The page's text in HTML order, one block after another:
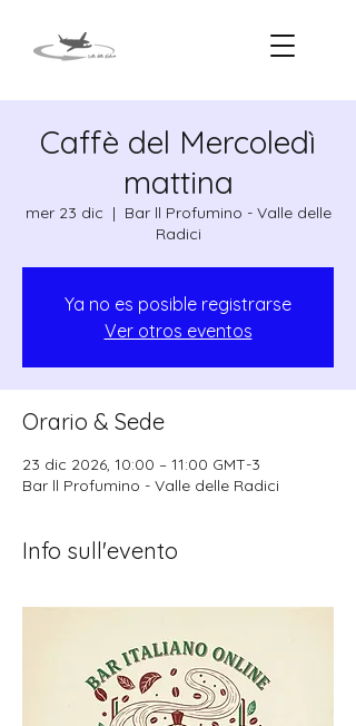
Caffè del Mercoledì
mattina
mer 23 dic
  |
Bar ll Profumino - Valle delle
Radici
Ya no es posible registrarse
Ver otros eventos
Orario & Sede
23 dic 2026, 10:00 – 11:00 GMT-3
Bar ll Profumino - Valle delle Radici
Info sull'evento